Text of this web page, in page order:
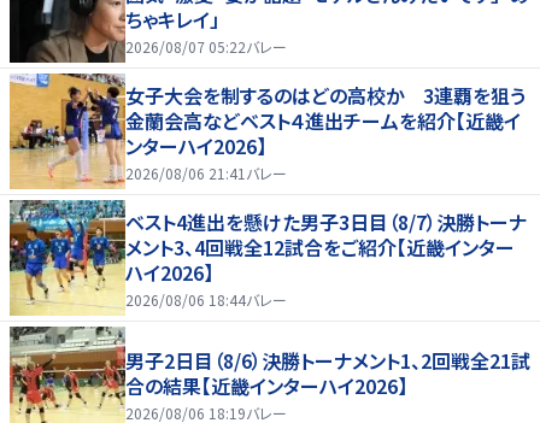
ちゃキレイ」
2026/08/07 05:22バレー
女子大会を制するのはどの高校か 3連覇を狙う
金蘭会高などベスト４進出チームを紹介【近畿イ
ンターハイ2026】
2026/08/06 21:41 バレー
ベスト4進出を懸けた男子3日目（8/7）決勝トーナ
メント3、4回戦全12試合をご紹介【近畿インター
ハイ2026】
2026/08/06 18:44バレー
男子2日目（8/6）決勝トーナメント1、2回戦全21試
合の結果【近畿インターハイ2026】
2026/08/06 18:19バレー